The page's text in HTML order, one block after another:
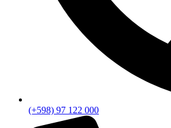
(+598) 97 122 000